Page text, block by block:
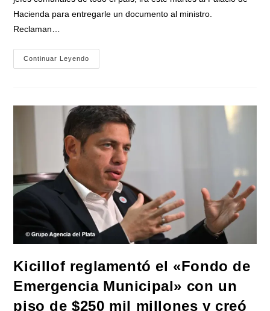
Hacienda para entregarle un documento al ministro.
Reclaman…
Continuar Leyendo
Federación
A
Economía
Para
Exigirle
Caputo
Restitución
De
Fondos
Kicillof reglamentó el «Fondo de
Emergencia Municipal» con un
piso de $250 mil millones y creó